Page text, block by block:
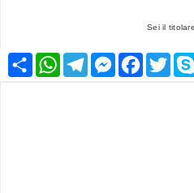
Sei il
CondividiWhatsApp
TelegramMessenger